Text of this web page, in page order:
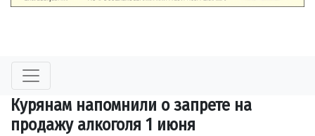
Курянам напомнили о запрете на
продажу алкоголя 1 июня